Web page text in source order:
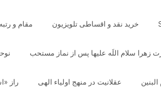
خرید نقد و اقساطی تلویزیون مقام و
زهرا سلام اللَه علیها پس از نماز مستحب
عقلانیت در منهج اولیاء الهی راز